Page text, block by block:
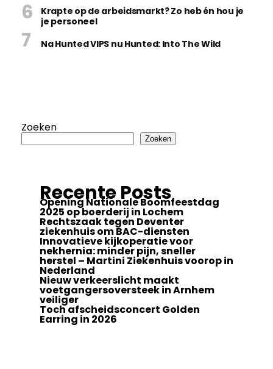
Krapte op de arbeidsmarkt? Zo heb én hou je
je personeel
Na Hunted VIPS nu Hunted: Into The Wild
Zoeken
Zoeken
Recente Posts
Opening Nationale Boomfeestdag
2025 op boerderij in Lochem
Rechtszaak tegen Deventer
ziekenhuis om BAC-diensten
Innovatieve kijkoperatie voor
nekhernia: minder pijn, sneller
herstel – Martini Ziekenhuis voorop in
Nederland
Nieuw verkeerslicht maakt
voetgangersoversteek in Arnhem
veiliger
Toch afscheidsconcert Golden
Earring in 2026